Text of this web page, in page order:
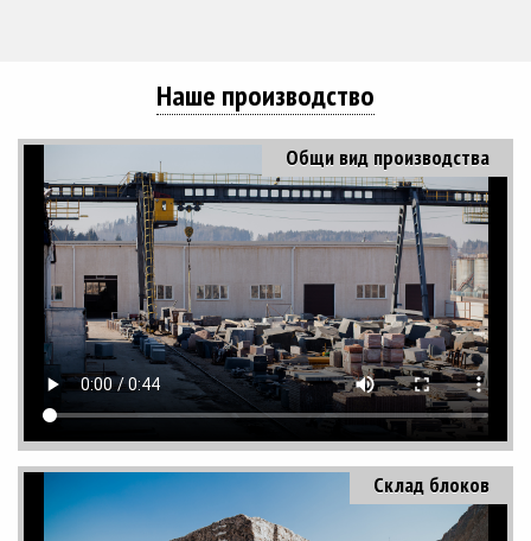
Наше производство
Общи вид производства
Склад блоков